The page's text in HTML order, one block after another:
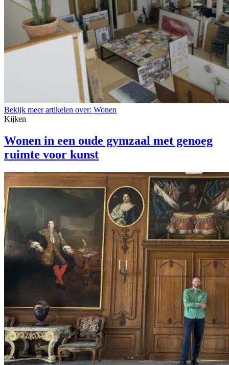
Bekijk meer artikelen over: Wonen
Kijken
Wonen in een oude gymzaal met genoeg
ruimte voor kunst